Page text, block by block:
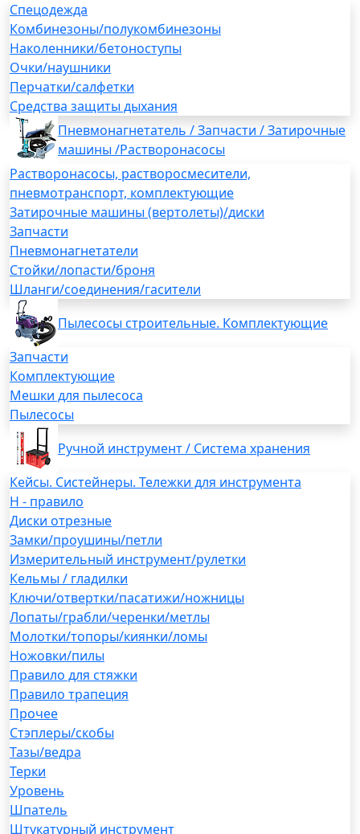
Спецодежда
Комбинезоны/полукомбинезоны
Наколенники/бетоноступы
Очки/наушники
Перчатки/салфетки
Средства защиты дыхания
Пневмонагнетатель / Запчасти / Затирочные
машины /Растворонасосы
Растворонасосы, растворосмесители,
пневмотранспорт, комплектующие
Затирочные машины (вертолеты)/диски
Запчасти
Пневмонагнетатели
Стойки/лопасти/броня
Шланги/соединения/гасители
Пылесосы строительные. Комплектующие
Запчасти
Комплектующие
Мешки для пылесоса
Пылесосы
Ручной инструмент / Система хранения
Кейсы. Систейнеры. Тележки для инструмента
H - правило
Диски отрезные
Замки/проушины/петли
Измерительный инструмент/рулетки
Кельмы / гладилки
Ключи/отвертки/пасатижи/ножницы
Лопаты/грабли/черенки/метлы
Молотки/топоры/киянки/ломы
Ножовки/пилы
Правило для стяжки
Правило трапеция
Прочее
Стэплеры/скобы
Тазы/ведра
Терки
Уровень
Шпатель
Штукатурный инструмент